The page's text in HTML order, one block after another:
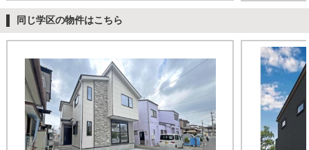
同じ学区の物件はこちら